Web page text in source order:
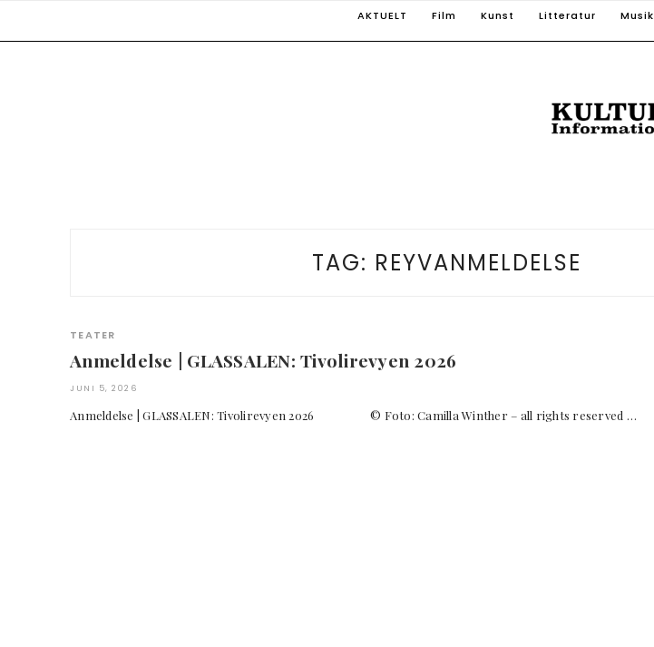
AKTUELT Film Kunst Litteratur Musik
TAG: REYVANMELDELSE
TEATER
Anmeldelse | GLASSALEN: Tivolirevyen 2026
JUNI 5, 2026
Anmeldelse | GLASSALEN: Tivolirevyen 2026 © Foto: Camilla Winther – all rights reserved …